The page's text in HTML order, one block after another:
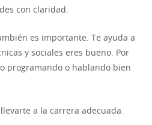
con claridad.
es importante. Te ayuda a
y sociales eres bueno. Por
programando o hablando bien
a la carrera adecuada.